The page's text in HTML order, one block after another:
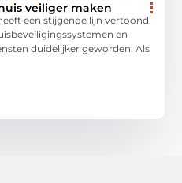
veiliger maken
een stijgende lijn vertoond.
en
duidelijker geworden. Als